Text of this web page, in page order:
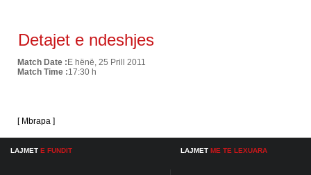
Detajet e ndeshjes
Match Date : E hënë, 25 Prill 2011
Match Time :17:30 h
[ Mbrapa ]
LAJMET E FUNDIT LAJMET ME TE LEXUARA